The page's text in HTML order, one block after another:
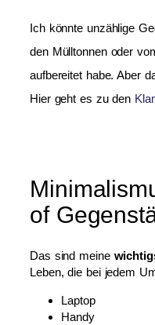
Ich könnte unzählige
den Mülltonnen oder
aufbereitet habe. Aber
Hier geht es zu den
of
Das sind meine
Leben, die bei jedem
Laptop
Handy